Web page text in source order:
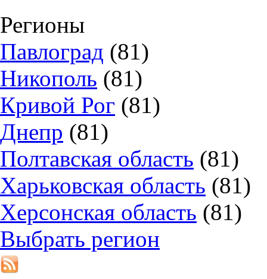
Регионы
Павлоград (81)
Никополь (81)
Кривой Рог (81)
Днепр (81)
Полтавская область (81)
Харьковская область (81)
Херсонская область (81)
Выбрать регион